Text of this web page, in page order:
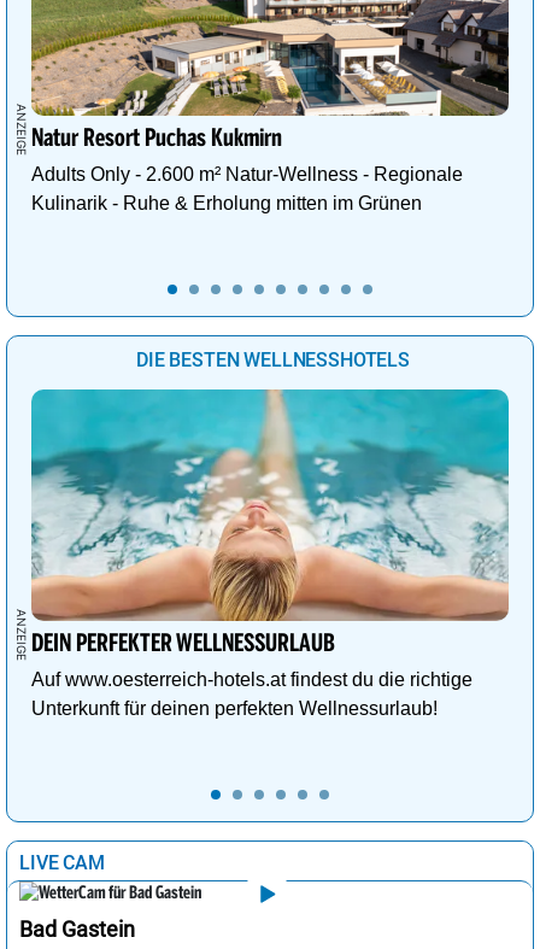
Natur Resort Puchas Kukmirn
Adults Only - 2.600 m² Natur-Wellness - Regionale
Kulinarik - Ruhe & Erholung mitten im Grünen
DIE BESTEN WELLNESSHOTELS
DEIN PERFEKTER WELLNESSURLAUB
Auf www.oesterreich-hotels.at findest du die richtige
Unterkunft für deinen perfekten Wellnessurlaub!
LIVE CAM
Bad Gastein